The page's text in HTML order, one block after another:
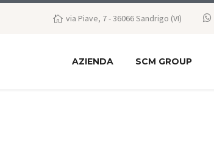
via Piave, 7 - 36066 Sandrigo (VI)
AZIENDA SCM GROUP